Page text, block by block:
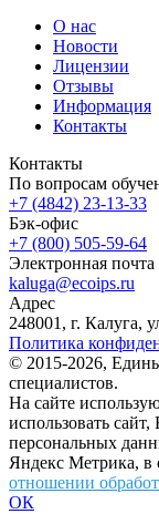
О нас
Новости
Лицензии
Отзывы
Информация
Контакты
Контакты
По вопросам
+7 (4842) 23-13-33
Бэк-офис
+7 (800) 505-59-64
Электронная почта
kaluga@ecoips.ru
Адрес
248001, г. Калуга,
Политика
© 2015-2026,
специалистов.
На сайте
использовать
персональных
Яндекс Метрика, в
отношении
ОК